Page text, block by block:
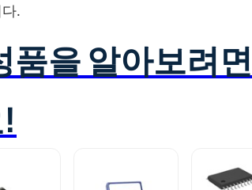
.
품을 알아보려